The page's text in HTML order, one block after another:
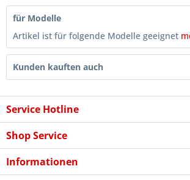
für Modelle
Artikel ist für folgende Modelle geeignet
Kunden kauften auch
Service Hotline
Shop Service
Informationen